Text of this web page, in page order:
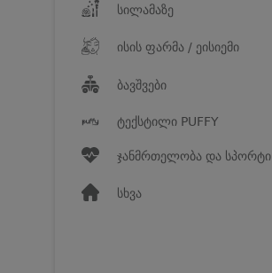
სილამაზე
ისის ფარმა / ეისიემი
ბავშვები
ტექსტილი PUFFY
ჯანმრთელობა და სპორტი
სხვა